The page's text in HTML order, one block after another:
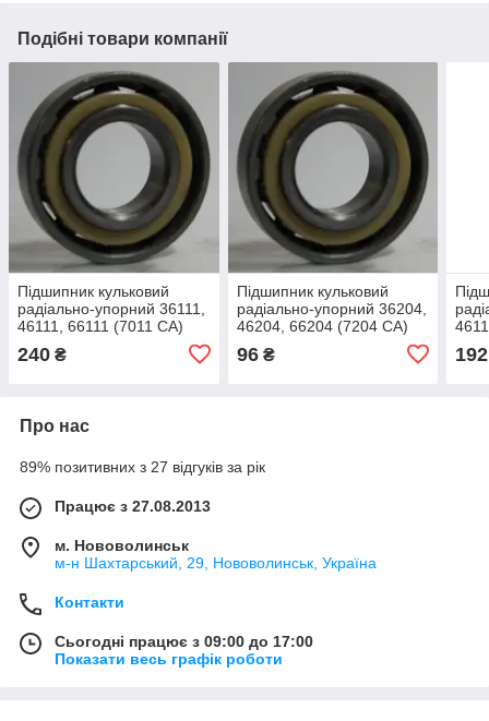
Подібні товари компанії
Підшипник кульковий
радіально-упорний 36111,
46111, 66111 (7011 СА)
240 ₴
Підшипник кульковий
радіально-упорний 36204,
46204, 66204 (7204 СА)
96₴ 192
Про нас
89% позитивних з 27 відгуків за рік
Працює з 27.08.2013
м. Нововолинськ
м-н Шахтарський, 29, Нововолинськ, Україна
Контакти
Сьогодні працює з 09:00 до 17:00
Показати весь графік роботи